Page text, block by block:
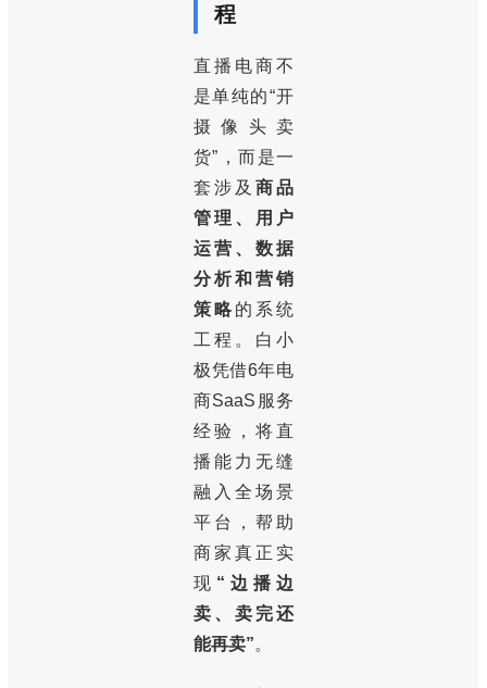
程
直播电商不
是单纯的“开
摄像头卖
货”，而是一
套涉及 商品
管理、用户
运营、数据
分析和营销
策略的系统
工程。白小
极凭借6年电
商SaaS服务
经验，将直
播能力无缝
融入全场景
平台，帮助
商家真正实
现 “边播边
卖、卖完还
能再卖”。